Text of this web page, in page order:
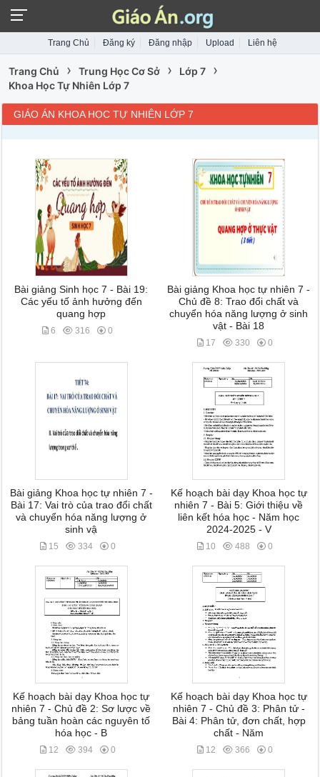
Trang Chủ Đăng ký Đăng nhập Upload Liên hệ
Trang Chủ › Trung Học Cơ Sở › Lớp 7 ›
Khoa Học Tự Nhiên Lớp 7
GIÁO ÁN KHOA HỌC TỰ NHIÊN LỚP 7
Bài giảng Sinh học 7 - Bài 19:
Các yếu tố ảnh hưởng đến
quang hợp
6 316 0
Bài giảng Khoa học tự nhiên 7 -
Chủ đề 8: Trao đổi chất và
chuyển hóa năng lượng ở sinh
vật - Bài 18
17 330 0
Bài giảng Khoa học tự nhiên 7 -
Bài 17: Vai trò của trao đổi chất
và chuyển hóa năng lượng ở
sinh vậ
15 334 0
Kế hoạch bài dạy Khoa học tự
nhiên 7 - Bài 5: Giới thiệu về
liên kết hóa học - Năm học
2024-2025 - V
10 488 0
Kế hoạch bài dạy Khoa học tự
nhiên 7 - Chủ đề 2: Sơ lược về
bảng tuần hoàn các nguyên tố
hóa học - B
12 394 0
Kế hoạch bài dạy Khoa học tự
nhiên 7 - Chủ đề 3: Phân tử -
Bài 4: Phân tử, đơn chất, hợp
chất - Năm
12 366 0